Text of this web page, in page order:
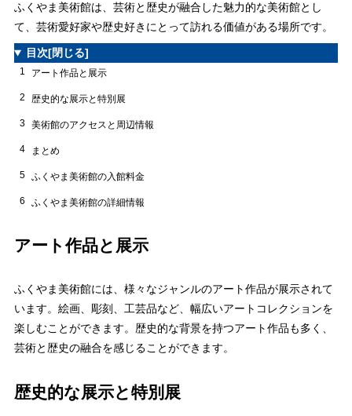
ふくやま美術館は、芸術と歴史が融合した魅力的な美術館とし
て、芸術愛好家や歴史好きにとって訪れる価値がある場所です。
目次[閉じる]
1 アート作品と展示
2 歴史的な展示と特別展
3 美術館のアクセスと周辺情報
4 まとめ
5 ふくやま美術館の入館料金
6 ふくやま美術館の詳細情報
アート作品と展示
ふくやま美術館には、様々なジャンルのアート作品が展示されて
います。絵画、彫刻、工芸品など、幅広いアートコレクションを
楽しむことができます。歴史的な背景を持つアート作品も多く、
芸術と歴史の融合を感じることができます。
歴史的な展示と特別展